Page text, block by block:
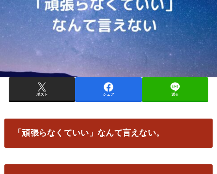
ポスト シェア 送る
「頑張らなくていい」なんて言えない。